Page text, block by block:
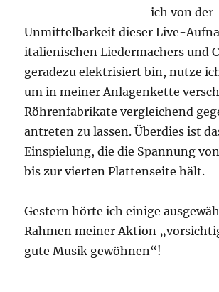
ich von der
Unmittelbarkeit dieser Live-
italienischen Liedermachers und
geradezu elektrisiert bin, nutze
um in meiner Anlagenkette
Röhrenfabrikate vergleichend
antreten zu lassen. Überdies ist
Einspielung, die die Spannung
bis zur vierten Plattenseite hält.
Gestern hörte ich einige
Rahmen meiner Aktion
gute Musik gewöhnen“!